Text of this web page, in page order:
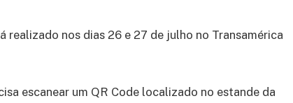
nos dias 26 e 27 de julho no Transamérica
escanear um QR Code localizado no estande da